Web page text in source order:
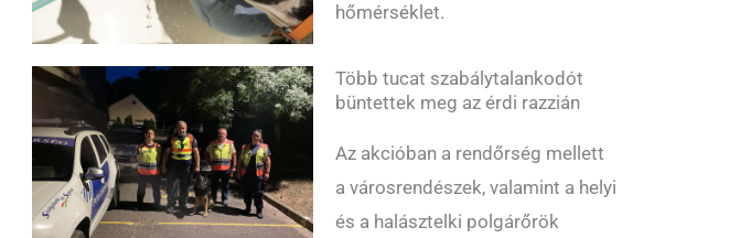
hőmérséklet.
Több tucat szabálytalankodót
büntettek meg az érdi razzián
Az akcióban a rendőrség mellett
a városrendészek, valamint a helyi
és a halásztelki polgárőrök